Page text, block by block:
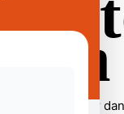
Wir sind sehr